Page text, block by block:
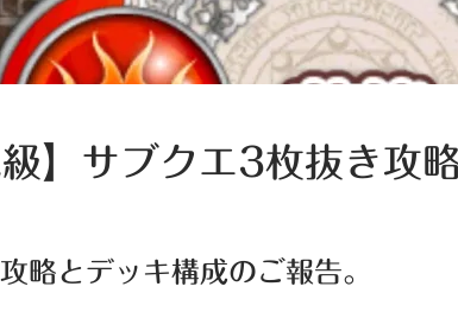
】サブクエ3枚抜き攻
略とデッキ構成のご報告。